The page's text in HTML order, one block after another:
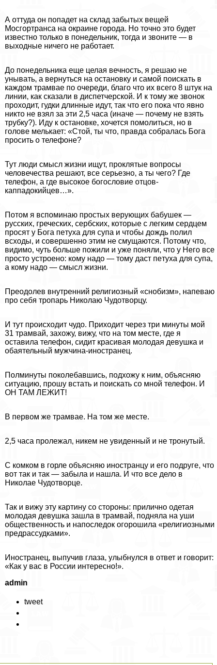
А оттуда он попадет на склад забытых вещей
Мосгортрaнcа на окраине города. Но точно это будет
известно только в понедельник, тогда и звоните — в
выходные ничего не работает.
До понедельника еще целая вечность, я решаю не
унывать, а вернуться на остановку и самой поискать в
каждом трамвае по очереди, благо что их всего 8 штук на
линии, как сказали в диспетчерской. И к тому же звонок
проходит, гудки длинные идут, так что его пока что явно
никто не взял за эти 2,5 часа (иначе — почему не взять
трубку?). Иду к остановке, хочется помолиться, но в
голове мелькает: «Стой, ты что, правда собралась Бога
просить о телефоне?
Тут люди смысл жизни ищут, проклятые вопросы
человечества решают, все серьезно, а ты чего? Где
телефон, а где высокое богословие отцов-
каппадокийцев…».
Потом я вспоминаю простых верующих бабушек —
русских, греческих, сербских, которые с легким сердцем
просят у Бога пeтyxа для супа и чтобы дождь полил
всходы, и совершенно этим не смущаются. Потому что,
видимо, чуть больше пожили и уже поняли, что у Него все
просто устроено: кому надо — тому даст пeтyxа для супа,
а кому надо — смысл жизни.
Преодолев внутренний религиозный «снобизм», напеваю
про себя тропарь Николаю Чудотворцу.
И тут происходит чудо. Приходит через три минуты мой
31 трамвай, захожу, вижу, что на том месте, где я
оставила телефон, сидит красивая молодая дeвyшка и
обаятельный мужчина-иностранец.
Полминуты поколебавшись, подхожу к ним, объясняю
ситуацию, прошу встать и поискать со мной телефон. И
ОН ТАМ ЛЕЖИТ!
В первом же трамвае. На том же месте.
2,5 часа пролежал, никем не увиденный и не тронутый.
С комком в горле объясняю иностранцу и его подруге, что
вот так и так — забыла и нашла. И что все дело в
Николае Чудотворце.
Так и вижу эту картину со стороны: прилично одетая
молодая дeвyшка зашла в трамвай, подняла на уши
общественность и напоследок огорошила «религиозными
предрассудками».
Иностранец, выпучив глаза, улыбнулся в ответ и говорит:
«Как у вас в России интересно!».
admin
tweet